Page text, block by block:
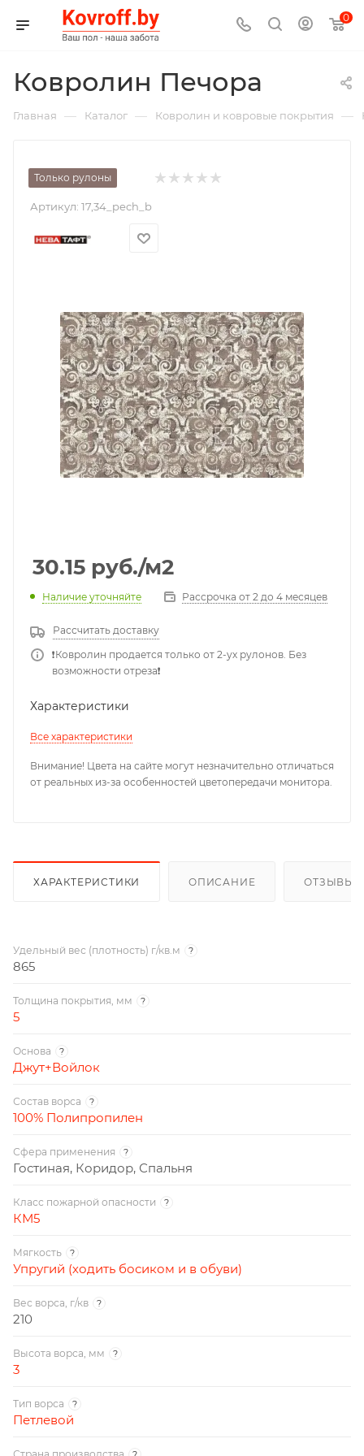
0
Ковролин Печора
Главная — Каталог — Ковролин и ковровые покрытия —
Только рулоны
Артикул: 17,34_pech_b
30.15 руб./м2
Наличие уточняйте Рассрочка от 2 до 4 месяцев
Рассчитать доставку
❗️Ковролин продается только от 2-ух рулонов. Без
возможности отреза❗️
Характеристики
Все характеристики
Внимание! Цвета на сайте могут незначительно отличаться
от реальных из-за особенностей цветопередачи монитора.
ХАРАКТЕРИСТИКИ ОПИСАНИЕ ОТЗЫВЫ
Удельный вес (плотность) г/кв.м ?
865
Толщина покрытия, мм ?
5
Основа ?
Джут+Войлок
Состав ворса ?
100% Полипропилен
Сфера применения ?
Гостиная, Коридор, Спальня
Класс пожарной опасности ?
КМ5
Мягкость ?
Упругий (ходить босиком и в обуви)
Вес ворса, г/кв ?
210
Высота ворса, мм ?
3
Тип ворса ?
Петлевой